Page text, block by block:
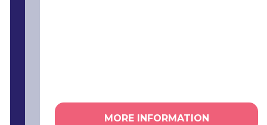
MORE INFORMATION